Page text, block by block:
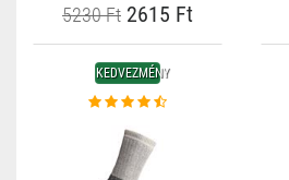
5230 Ft 2615 Ft
KEDVEZMÉNY